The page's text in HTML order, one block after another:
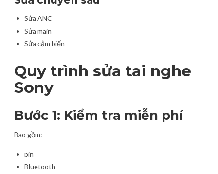
Sửa ANC
Sửa main
Sửa cảm biến
Quy trình sửa tai nghe
Sony
Bước 1: Kiểm tra miễn phí
Bao gồm:
pin
Bluetooth